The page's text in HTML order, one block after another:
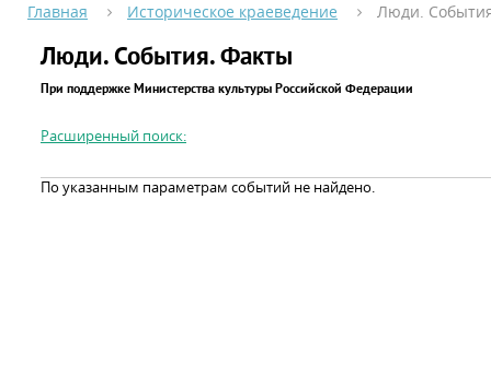
Главная Историческое краеведение Люди.
Люди. События. Факты
При поддержке Министерства культуры Российской Федерации
Расширенный поиск:
По указанным параметрам событий не найдено.